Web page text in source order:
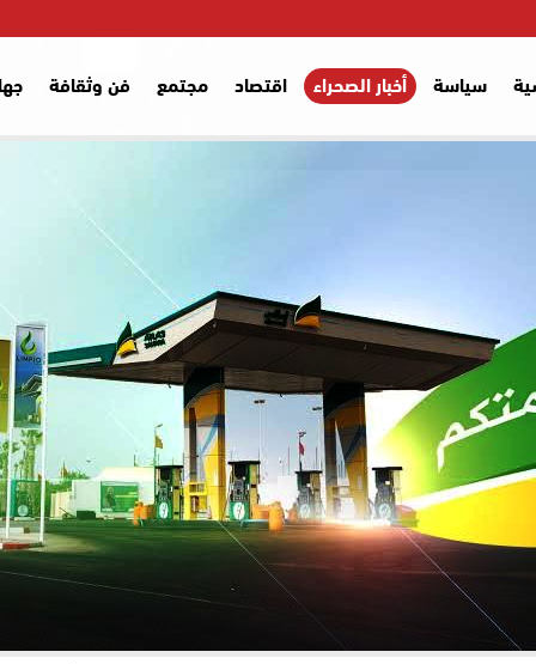
سياسة أخبار الصحراء اقتصاد مجتمع فن وثقافة